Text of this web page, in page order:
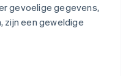
gevoelige gegevens,
zijn een geweldige